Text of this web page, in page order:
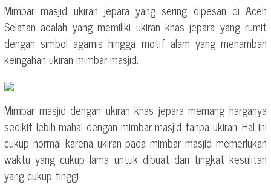
Mimbar masjid ukiran jepara yang sering dipesan di Aceh
Selatan adalah yang memiliki ukiran khas jepara yang rumit
dengan simbol agamis hingga motif alam yang menambah
keingahan ukiran mimbar masjid.
Mimbar masjid dengan ukiran khas jepara memang harganya
sedikit lebih mahal dengan mimbar masjid tanpa ukiran. Hal ini
cukup normal karena ukiran pada mimbar masjid memerlukan
waktu yang cukup lama untuk dibuat dan tingkat kesulitan
yang cukup tinggi.